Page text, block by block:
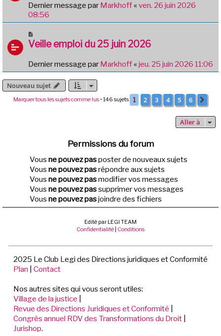
Dernier message par Markhoff« ven. 26 juin 2026
08:56
Veille emploi du 25 juin 2026
Dernier message par Markhoff« jeu. 25 juin 2026 11:06
Nouveau sujet
Marquer tous les sujets comme lus• 146 sujets 1 2 3 4 5 6
Aller à
Permissions du forum
Vous ne pouvez pasposter de nouveaux sujets
Vous ne pouvez pasrépondre aux sujets
Vous ne pouvez pasmodifier vos messages
Vous ne pouvez passupprimer vos messages
Vous ne pouvez pasjoindre des fichiers
Edité par LEGI TEAM
Confidentialité Conditions
2025 Le Club Legi des Directions juridiques et Conformité
Plan
Contact
Nos autres sites qui vous seront utiles:
Village de la justice
Revue des Directions Juridiques et Conformité
Congrès annuel RDV des Transformations du Droit
Jurishop.